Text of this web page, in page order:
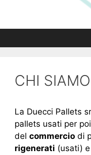
CHI SIAMO
La Duecci Pallets
pallets usati per
del commercio di
rigenerati (usati)